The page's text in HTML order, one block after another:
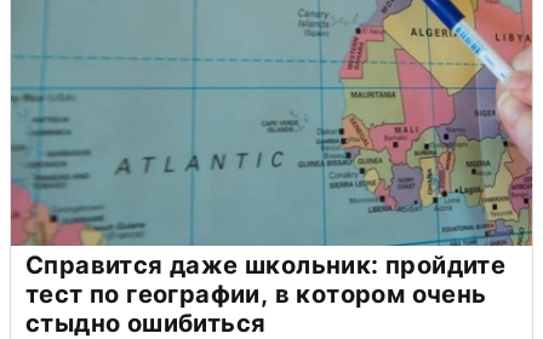
Справится даже школьник: пройдите
тест по географии, в котором очень
стыдно ошибиться